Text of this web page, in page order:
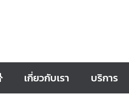
เกี่ยวกับเรา บริการ